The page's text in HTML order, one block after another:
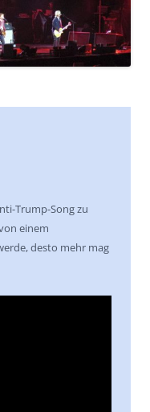
Trump-Song zu
einem
desto mehr mag